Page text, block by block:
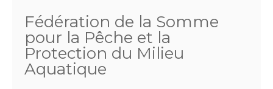
Fédération de la Somme
pour la Pêche et la
Protection du Milieu
Aquatique